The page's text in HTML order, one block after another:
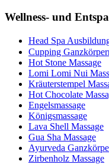
Wellness- und
Head Spa
Cupping
Hot Stone Massage
Lomi Lomi Nui
Kräuterstempel
Hot Chocolate
Engelsmassage
Königsmassage
Lava Shell Massage
Gua Sha Massage
Ayurveda
Zirbenholz Massage